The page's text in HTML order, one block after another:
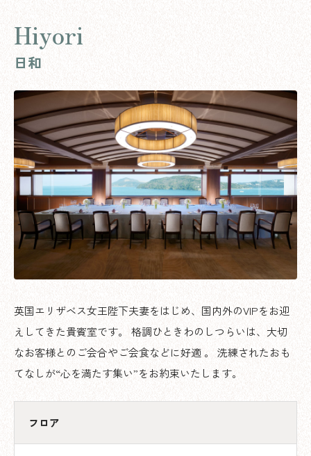
Hiyori
日和
英国エリザベス女王陛下夫妻をはじめ、国内外のVIPをお迎
えしてきた貴賓室です。 格調ひときわのしつらいは、大切
なお客様とのご会合やご会食などに好適 。 洗練されたおも
てなしが“心を満たす集い”をお約束いたします。
フロア